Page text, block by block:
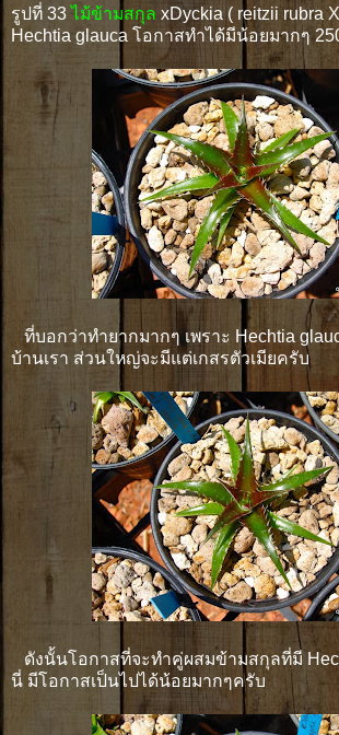
รูปที่ 33ไม้ข้ามสกุล xDyckia ( reitzii rubra
Hechtia glauca โอกาสทำได้มีน้อยมากๆ
ที่บอกว่าทำยากมากๆ เพราะ Hechtia
บ้านเรา ส่วนใหญ่จะมีแต่เกสรตัวเมียครับ
ดังนั้นโอกาสที่จะทำคู่ผสมข้ามสกุลที่มี
นี่ มีโอกาสเป็นไปได้น้อยมากๆครับ